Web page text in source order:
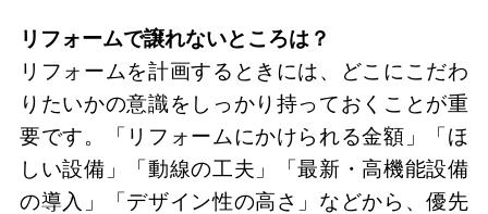
リフォームで譲れないところは？
リフォームを計画するときには、どこにこだわ
りたいかの意識をしっかり持っておくことが重
要です。「リフォームにかけられる金額」「ほ
しい設備」「動線の工夫」「最新・高機能設備
の導入」「デザイン性の高さ」などから、優先